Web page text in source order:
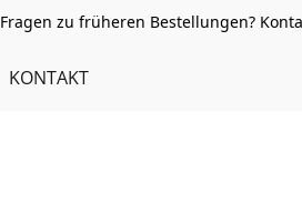
Fragen zu früheren Bestellungen?
KONTAKT